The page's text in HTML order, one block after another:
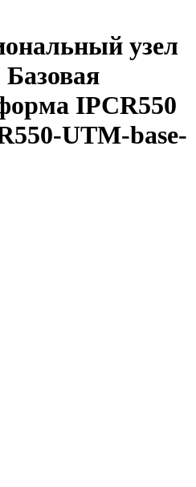
узел
Базовая
IPCR550
UTM-base-